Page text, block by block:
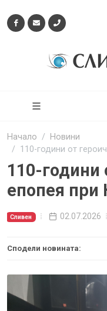
Начало
Новини
110-години от
110-години
епопея при
Сливен 02.07.2026
Сподели новината: